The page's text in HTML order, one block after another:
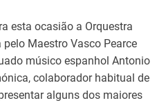
esta ocasião a Orquestra
Maestro Vasco Pearce
músico espanhol Antonio
colaborador habitual de
alguns dos maiores